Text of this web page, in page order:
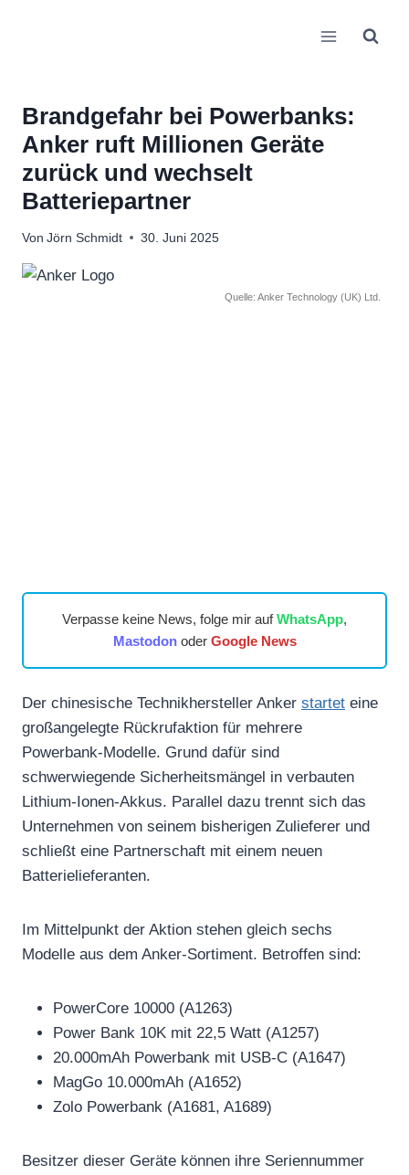
Brandgefahr bei Powerbanks:
Anker ruft Millionen Geräte
zurück und wechselt
Batteriepartner
Von Jörn Schmidt 30. Juni 2025
Quelle: Anker Technology (UK) Ltd.
Verpasse keine News, folge mir aufWhatsApp,
Mastodonoder Google News
Der chinesische Technikhersteller Anker startet eine
großangelegte Rückrufaktion für mehrere
Powerbank-Modelle. Grund dafür sind
schwerwiegende Sicherheitsmängel in verbauten
Lithium-Ionen-Akkus. Parallel dazu trennt sich das
Unternehmen von seinem bisherigen Zulieferer und
schließt eine Partnerschaft mit einem neuen
Batterielieferanten.
Im Mittelpunkt der Aktion stehen gleich sechs
Modelle aus dem Anker-Sortiment. Betroffen sind:
PowerCore 10000 (A1263)
Power Bank 10K mit 22,5 Watt (A1257)
20.000mAh Powerbank mit USB-C (A1647)
MagGo 10.000mAh (A1652)
Zolo Powerbank (A1681, A1689)
Besitzer dieser Geräte können ihre Seriennummer